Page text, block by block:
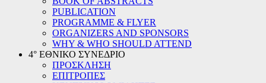
PUBLICATION
PROGRAMME & FLYER
ORGANIZERS AND SPONSORS
WHY & WHO SHOULD ATTEND
4° ΕΘΝΙΚΟ ΣΥΝΕΔΡΙΟ
ΠΡΟΣΚΛΗΣΗ
ΕΠΙΤΡΟΠΕΣ